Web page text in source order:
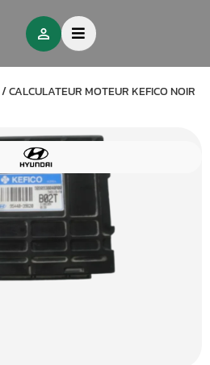
/CALCULATEUR MOTEUR KEFICO NOIR